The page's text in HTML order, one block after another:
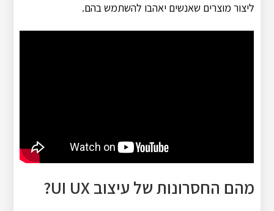
ליצור מוצרים שאנשים יאהבו להשתמש בהם.
מהם החסרונות של עיצוב UI UX?